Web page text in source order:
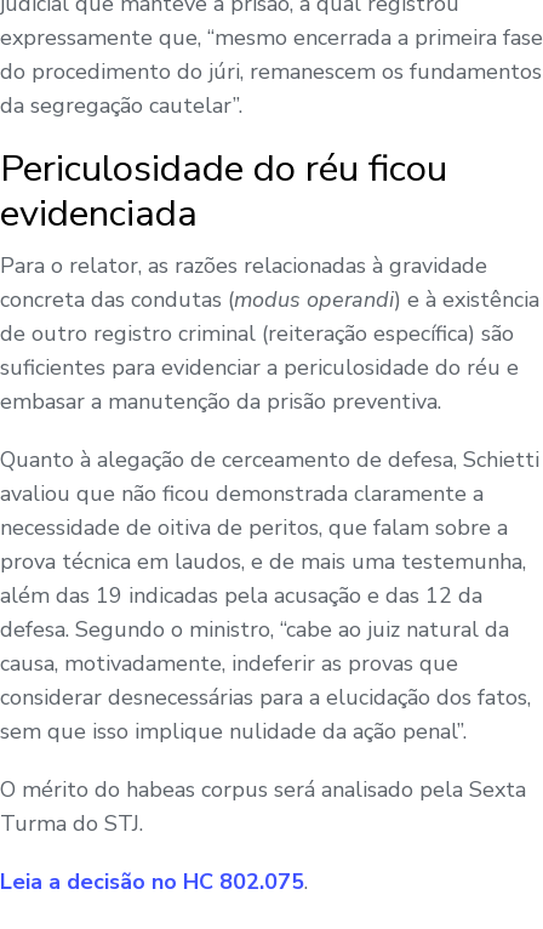
expressamente que, “mesmo encerrada a primeira fase
do procedimento do júri, remanescem os fundamentos
da segregação cautelar”.
Periculosidade do réu ficou
evidenciada
Para o relator, as razões relacionadas à gravidade
concreta das condutas (modus operandi) e à existência
de outro registro criminal (reiteração específica) são
suficientes para evidenciar a periculosidade do réu e
embasar a manutenção da prisão preventiva.
Quanto à alegação de cerceamento de defesa, Schietti
avaliou que não ficou demonstrada claramente a
necessidade de oitiva de peritos, que falam sobre a
prova técnica em laudos, e de mais uma testemunha,
além das 19 indicadas pela acusação e das 12 da
defesa. Segundo o ministro, “cabe ao juiz natural da
causa, motivadamente, indeferir as provas que
considerar desnecessárias para a elucidação dos fatos,
sem que isso implique nulidade da ação penal”.
O mérito do habeas corpus será analisado pela Sexta
Turma do STJ.
Leia a decisão no HC 802.075.